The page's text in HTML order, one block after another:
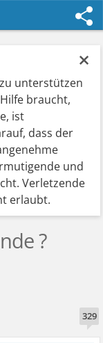
×
unterstützen
braucht,
ist
dass der
und
Verletzende
erlaubt.
?
329